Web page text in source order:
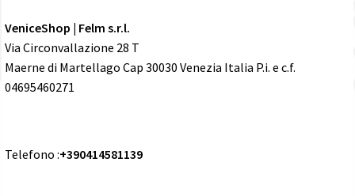
VeniceShop | Felm s.r.l.
Via Circonvallazione 28 T
Maerne di Martellago Cap 30030 Venezia Italia P.i. e c.f.
04695460271
Telefono :+390414581139